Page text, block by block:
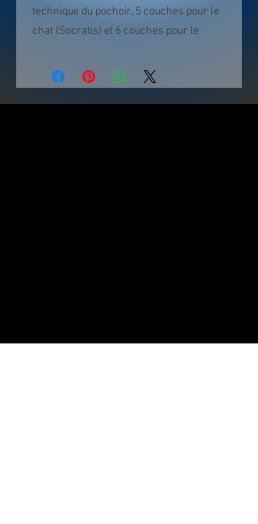
technique du pochoir, 5 couches pour le
chat (Socratis) et 6 couches pour le
50x73cm